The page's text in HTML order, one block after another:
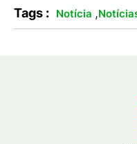
Tags : Notícia ,